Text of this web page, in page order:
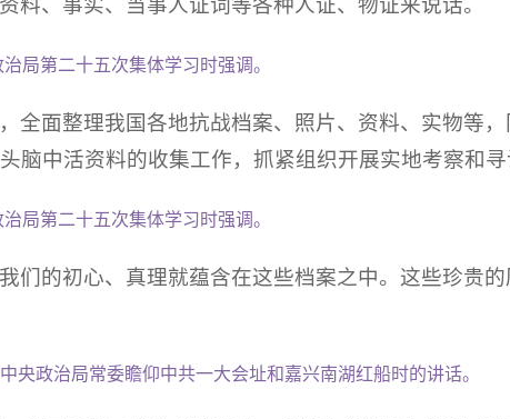
料、事实、当事人证词等各种人证、物证来说话。
局第二十五次集体学习时强调。
全面整理我国各地抗战档案、照片、资料、实物等
脑中活资料的收集工作，抓紧组织开展实地考察和寻
局第二十五次集体学习时强调。
们的初心、真理就蕴含在这些档案之中。这些珍贵
政治局常委瞻仰中共一大会址和嘉兴南湖红船时的讲话。